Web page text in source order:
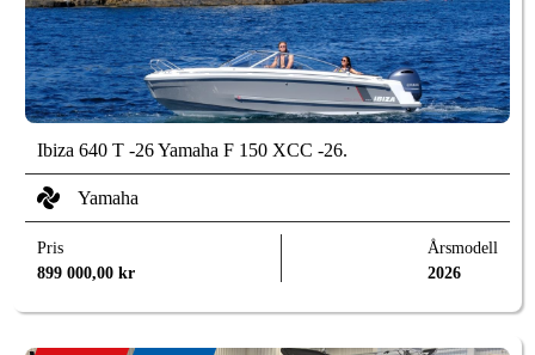
Ibiza 640 T -26 Yamaha F 150 XCC -26.
Yamaha
Pris
899 000,00kr
Årsmodell
2026